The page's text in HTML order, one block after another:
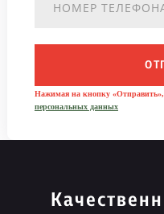
Нажимая на кнопку «Отправить»,
персональных данных